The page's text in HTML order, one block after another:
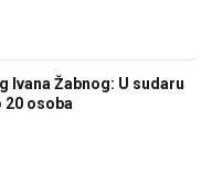
Ivana Žabnog: U sudaru
osoba